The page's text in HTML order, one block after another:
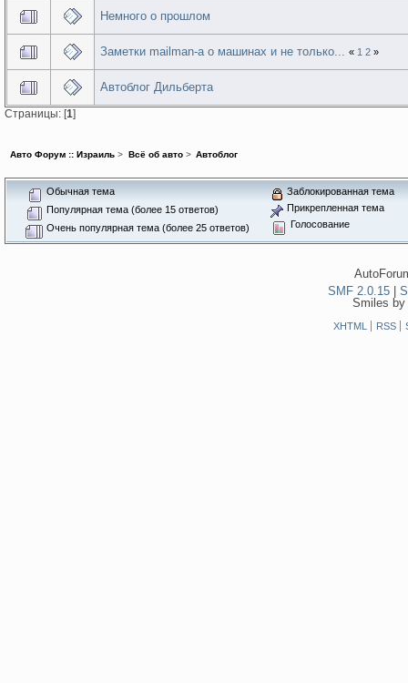
Немного о прошлом
Заметки mailman-a о машинах и не только...« 1 2 »
Автоблог Дильберта
Страницы: [1]
Авто Форум :: Израиль > Всё об авто> Автоблог
Обычная тема
Популярная тема (более 15 ответов)
Очень популярная тема (более 25 ответов)
Заблокированная тема
Прикрепленная тема
Голосование
SMF 2.0.15
Smiles
XHTML RSS